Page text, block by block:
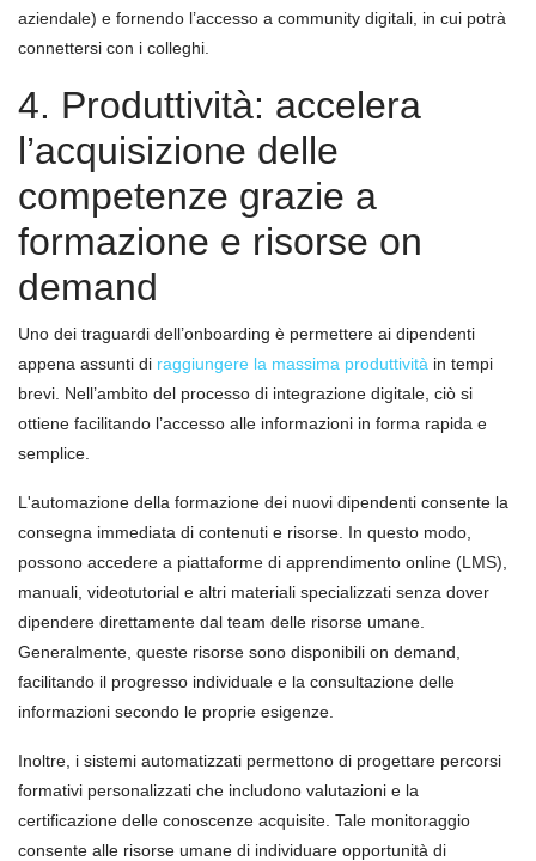
aziendale) e fornendo l’accesso a community digitali, in cui potrà
connettersi con i colleghi.
4. Produttività: accelera
l’acquisizione delle
competenze grazie a
formazione e risorse on
demand
Uno dei traguardi dell’onboarding è permettere ai dipendenti
appena assunti di raggiungere la massima produttività in tempi
brevi. Nell’ambito del processo di integrazione digitale, ciò si
ottiene facilitando l’accesso alle informazioni in forma rapida e
semplice.
L'automazione della formazione dei nuovi dipendenti consente la
consegna immediata di contenuti e risorse. In questo modo,
possono accedere a piattaforme di apprendimento online (LMS),
manuali, videotutorial e altri materiali specializzati senza dover
dipendere direttamente dal team delle risorse umane.
Generalmente, queste risorse sono disponibili on demand,
facilitando il progresso individuale e la consultazione delle
informazioni secondo le proprie esigenze.
Inoltre, i sistemi automatizzati permettono di progettare percorsi
formativi personalizzati che includono valutazioni e la
certificazione delle conoscenze acquisite. Tale monitoraggio
consente alle risorse umane di individuare opportunità di